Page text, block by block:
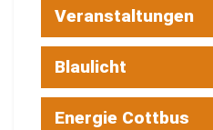
Veranstaltungen
Blaulicht
Energie Cottbus